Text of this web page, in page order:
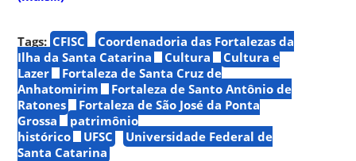
Tags: CFISC
Coordenadoria das Fortalezas da
Ilha da Santa Catarina
Cultura
Cultura e
Lazer
Fortaleza de Santa Cruz de
Anhatomirim
Fortaleza de Santo Antônio de
Ratones
Fortaleza de São José da Ponta
Grossa
patrimônio
histórico
UFSC
Universidade Federal de
Santa Catarina